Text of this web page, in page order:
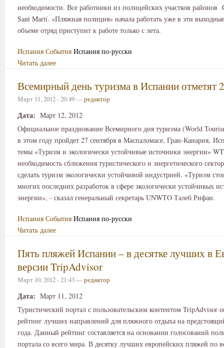
необходимости. Все работники из полицейских участков районов
Sant Martí. «Пляжная полиция» начала работать уже в эти
объеме отряд приступит к работе только с лета.
Испания События Испания по-русски
Читать далее
Всемирный день туризма в Испании отметят
Март 11, 2012 - 20:49 —редактор
Дата: Март 12, 2012
Официальное празднование Всемирного дня туризма (World
в этом году пройдет 27 сентября в Маспаломасе, Гран-Канария,
темы «Туризм и экологически устойчивые источники энергии»
необходимость сближения туристического и энергетического
сделать туризм экологически устойчивой индустрией. «Туризм
многих последних разработок в сфере экологически устойчивых
энергии», - сказал генеральный секретарь UNWTO Талеб Рифаи.
Испания События Испания по-русски
Читать далее
Пять пляжей Испании – в десятке лучших в
версии TripAdvisor
Март 10, 2012 - 21:43 —редактор
Дата: Март 11, 2012
Туристический портал с пользовательским контентом TripAdvisor
рейтинг лучших направлений для пляжного отдыха на
года. Данный рейтинг составляется на основании голосований
портала со всего мира. В десятку лучших европейских пляжей по